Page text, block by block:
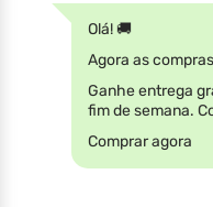
Olá! 🚚
Agora as
Ganhe entrega
fim de semana.
Comprar agora